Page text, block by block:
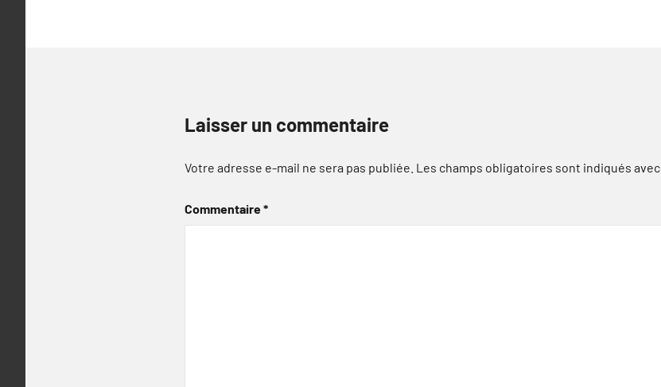
Laisser un commentaire
Votre adresse e-mail ne sera pas publiée. Les champs obligatoires sont indiqués avec
Commentaire*